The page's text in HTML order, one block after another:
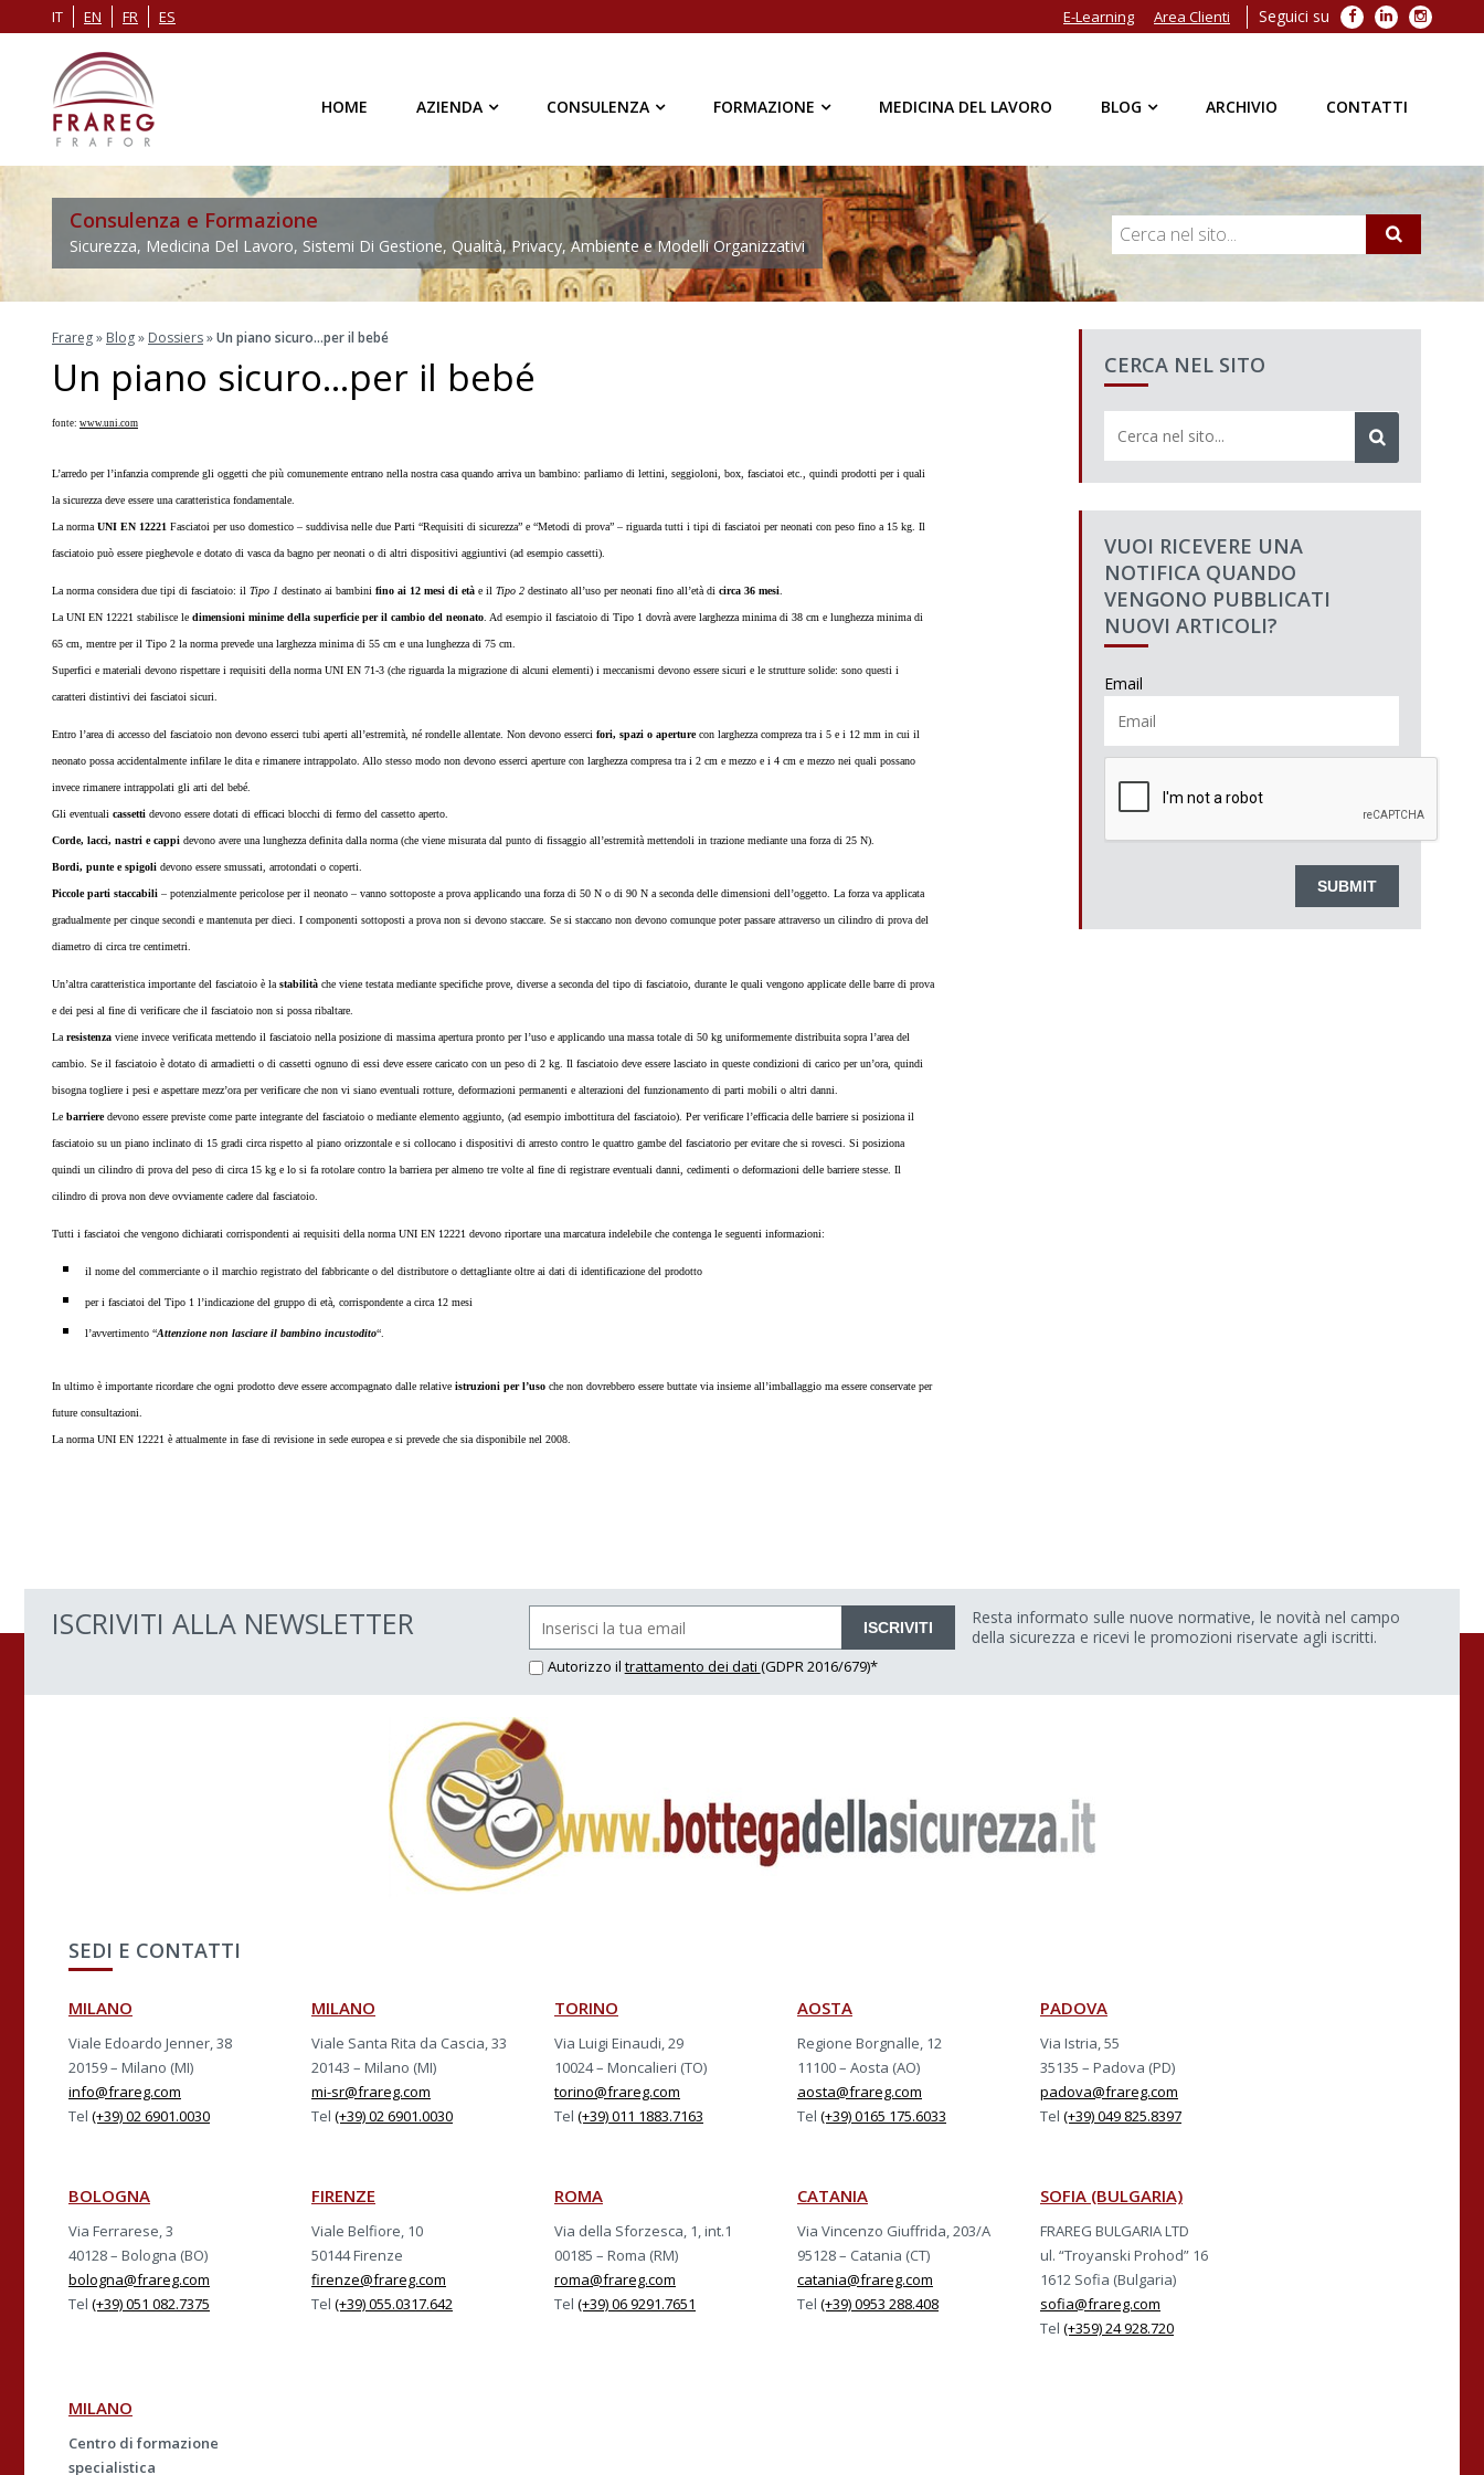
IT EN FR ES Seguici su Facebook
LinkedIn
E-Learning Area Clienti
HOME AZIENDA CONSULENZA FORMAZIONE MEDICINA DEL LAVORO BLOG ARCHIVIO CONTATTI
Consulenza e Formazione
Sicurezza, Medicina Del Lavoro, Sistemi Di Gestione, Qualità, Privacy, Ambiente e Modelli Organizzativi
Frareg» Blog» Dossiers»Un piano sicuro…per il bebé
Un piano sicuro…per il bebé
fonte: www.uni.com
L’arredo per l’infanzia comprende gli oggetti che più comunemente entrano nella nostra casa quando arriva un bambino: parliamo di lettini, seggioloni, box, fasciatoi etc., quindi prodotti per i quali
la sicurezza deve essere una caratteristica fondamentale.
La norma UNI EN 12221 Fasciatoi per uso domestico – suddivisa nelle due Parti “Requisiti di sicurezza” e “Metodi di prova” – riguarda tutti i tipi di fasciatoi per neonati con peso fino a 15 kg. Il
fasciatoio può essere pieghevole e dotato di vasca da bagno per neonati o di altri dispositivi aggiuntivi (ad esempio cassetti).
La norma considera due tipi di fasciatoio: il Tipo 1 destinato ai bambini fino ai 12 mesi di età e il Tipo 2 destinato all’uso per neonati fino all’età di circa 36 mesi
La UNI EN 12221 stabilisce le dimensioni minime della superficie per il cambio del neonato . Ad esempio il fasciatoio di Tipo 1 dovrà avere larghezza minima di 38 cm e lunghezza minima di
65 cm, mentre per il Tipo 2 la norma prevede una larghezza minima di 55 cm e una lunghezza di 75 cm.
Superfici e materiali devono rispettare i requisiti della norma UNI EN 71-3 (che riguarda la migrazione di alcuni elementi) i meccanismi devono essere sicuri e le strutture solide: sono questi i
caratteri distintivi dei fasciatoi sicuri.
Entro l’area di accesso del fasciatoio non devono esserci tubi aperti all’estremità, né rondelle allentate. Non devono esserci fori, spazi o aperturecon larghezza compreza tra i 5 e i 12 mm in cui il
neonato possa accidentalmente infilare le dita e rimanere intrappolato. Allo stesso modo non devono esserci aperture con larghezza compresa tra i 2 cm e mezzo e i 4 cm e mezzo nei quali possano
invece rimanere intrappolati gli arti del bebé.
Gli eventuali cassetti devono essere dotati di efficaci blocchi di fermo del cassetto aperto.
Corde, lacci, nastri e cappi devono avere una lunghezza definita dalla norma (che viene misurata dal punto di fissaggio all’estremità mettendoli in trazione mediante una forza di 25 N).
Bordi, punte e spigoli devono essere smussati, arrotondati o coperti.
Piccole parti staccabili – potenzialmente pericolose per il neonato – vanno sottoposte a prova applicando una forza di 50 N o di 90 N a seconda delle dimensioni dell’oggetto. La forza va applicata
gradualmente per cinque secondi e mantenuta per dieci. I componenti sottoposti a prova non si devono staccare. Se si staccano non devono comunque poter passare attraverso un cilindro di prova del
diametro di circa tre centimetri.
Un’altra caratteristica importante del fasciatoio è la stabilità che viene testata mediante specifiche prove, diverse a seconda del tipo di fasciatoio, durante le quali vengono applicate delle barre di prova
e dei pesi al fine di verificare che il fasciatoio non si possa ribaltare.
La resistenza viene invece verificata mettendo il fasciatoio nella posizione di massima apertura pronto per l’uso e applicando una massa totale di 50 kg uniformemente distribuita sopra l’area del
cambio. Se il fasciatoio è dotato di armadietti o di cassetti ognuno di essi deve essere caricato con un peso di 2 kg. Il fasciatoio deve essere lasciato in queste condizioni di carico per un’ora, quindi
bisogna togliere i pesi e aspettare mezz’ora per verificare che non vi siano eventuali rotture, deformazioni permanenti e alterazioni del funzionamento di parti mobili o altri danni.
Le barrieredevono essere previste come parte integrante del fasciatoio o mediante elemento aggiunto, (ad esempio imbottitura del fasciatoio). Per verificare l’efficacia delle barriere si posiziona il
fasciatoio su un piano inclinato di 15 gradi circa rispetto al piano orizzontale e si collocano i dispositivi di arresto contro le quattro gambe del fasciatorio per evitare che si rovesci. Si posiziona
quindi un cilindro di prova del peso di circa 15 kg e lo si fa rotolare contro la barriera per almeno tre volte al fine di registrare eventuali danni, cedimenti o deformazioni delle barriere stesse. Il
cilindro di prova non deve ovviamente cadere dal fasciatoio.
Tutti i fasciatoi che vengono dichiarati corrispondenti ai requisiti della norma UNI EN 12221 devono riportare una marcatura indelebile che contenga le seguenti informazioni:
il nome del commerciante o il marchio registrato del fabbricante o del distributore o dettagliante oltre ai dati di identificazione del prodotto
per i fasciatoi del Tipo 1 l’indicazione del gruppo di età, corrispondente a circa 12 mesi
l’avvertimento “Attenzione non lasciare il bambino incustodito“.
In ultimo è importante ricordare che ogni prodotto deve essere accompagnato dalle relative istruzioni per l’uso che non dovrebbero essere buttate via insieme all’imballaggio ma essere conservate per
future consultazioni.
La norma UNI EN 12221 è attualmente in fase di revisione in sede europea e si prevede che sia disponibile nel 2008.
CERCA NEL SITO
VUOI RICEVERE UNA
NOTIFICA QUANDO
VENGONO PUBBLICATI
NUOVI ARTICOLI?
Email
ISCRIVITI ALLA NEWSLETTER ISCRIVITI
Autorizzo il trattamento dei dati (GDPR 2016/679)*
Resta informato sulle nuove normative, le novità nel campo
della sicurezza e ricevi le promozioni riservate agli iscritti.
SEDI E CONTATTI
MILANO
Viale Edoardo Jenner, 38
20159 – Milano (MI)
info@frareg.com
Tel (+39) 02 6901.0030
MILANO
Viale Santa Rita da Cascia, 33
20143 – Milano (MI)
mi-sr@frareg.com
Tel (+39) 02 6901.0030
TORINO
Via Luigi Einaudi, 29
10024 – Moncalieri (TO)
torino@frareg.com
Tel (+39) 011 1883.7163
AOSTA
Regione Borgnalle, 12
11100 – Aosta (AO)
aosta@frareg.com
Tel (+39) 0165 175.6033
PADOVA
Via Istria, 55
35135 – Padova (PD)
padova@frareg.com
Tel (+39) 049 825.8397
BOLOGNA
Via Ferrarese, 3
40128 – Bologna (BO)
bologna@frareg.com
Tel (+39) 051 082.7375
FIRENZE
Viale Belfiore, 10
50144 Firenze
firenze@frareg.com
Tel (+39) 055.0317.642
ROMA
Via della Sforzesca, 1, int.1
00185 – Roma (RM)
roma@frareg.com
Tel (+39) 06 9291.7651
CATANIA
Via Vincenzo Giuffrida, 203/A
95128 – Catania (CT)
catania@frareg.com
Tel (+39) 0953 288.408
SOFIA (BULGARIA)
FRAREG BULGARIA LTD
ul. “Troyanski Prohod” 16
1612 Sofia (Bulgaria)
sofia@frareg.com
Tel (+359) 24 928.720
MILANO
Centro di formazione
specialistica